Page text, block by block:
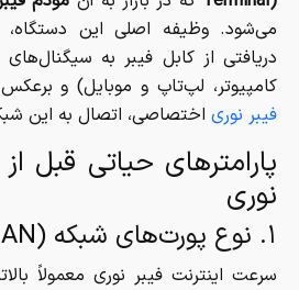
می‌شود. وظیفه اصلی این دستگاه،
دریافتی از کابل فیبر به
کامپیوتر، لپ‌تاپ و موبایل) و
فیبر نوری اختصاصی، اتصال به این
پارامترهای حیاتی قبل
نوری
۱. نوع پورت‌های شبکه (LAN)